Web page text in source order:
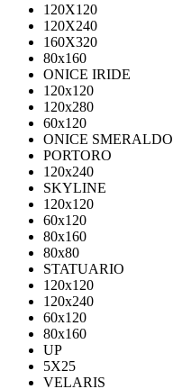
120X120
120X240
160X320
80х160
ONICE IRIDE
120x120
120x280
60x120
ONICE SMERALDO
PORTORO
120x240
SKYLINE
120x120
60x120
80x160
80x80
STATUARIO
120x120
120x240
60x120
80x160
UP
5Х25
VELARIS